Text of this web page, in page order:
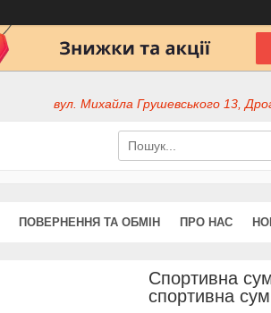
вул. Михайла Грушевського 13,
ПОВЕРНЕННЯ ТА ОБМІН ПРО НАС
Спортивна
спортивна